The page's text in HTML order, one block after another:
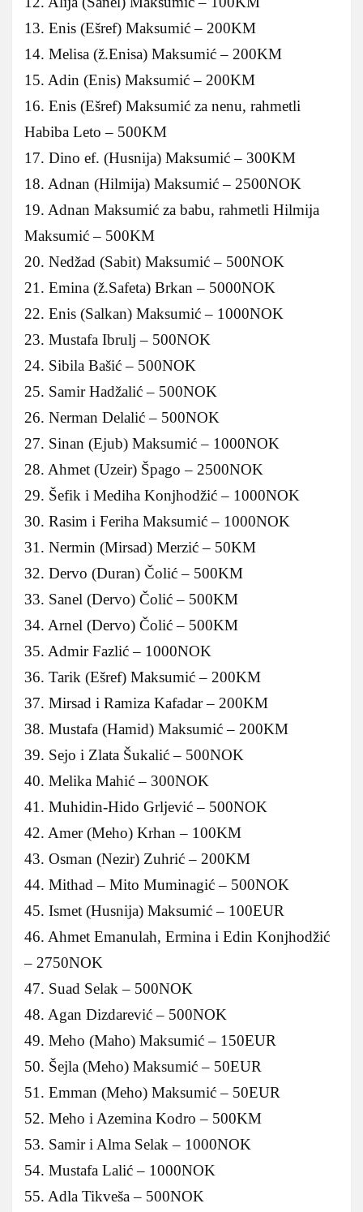
13. Enis (Ešref) Maksumić – 200KM
14. Melisa (ž.Enisa) Maksumić – 200KM
15. Adin (Enis) Maksumić – 200KM
16. Enis (Ešref) Maksumić za nenu, rahmetli
Habiba Leto – 500KM
17. Dino ef. (Husnija) Maksumić – 300KM
18. Adnan (Hilmija) Maksumić – 2500NOK
19. Adnan Maksumić za babu, rahmetli Hilmija
Maksumić – 500KM
20. Nedžad (Sabit) Maksumić – 500NOK
21. Emina (ž.Safeta) Brkan – 5000NOK
22. Enis (Salkan) Maksumić – 1000NOK
23. Mustafa Ibrulj – 500NOK
24. Sibila Bašić – 500NOK
25. Samir Hadžalić – 500NOK
26. Nerman Delalić – 500NOK
27. Sinan (Ejub) Maksumić – 1000NOK
28. Ahmet (Uzeir) Špago – 2500NOK
29. Šefik i Mediha Konjhodžić – 1000NOK
30. Rasim i Feriha Maksumić – 1000NOK
31. Nermin (Mirsad) Merzić – 50KM
32. Dervo (Duran) Čolić – 500KM
33. Sanel (Dervo) Čolić – 500KM
34. Arnel (Dervo) Čolić – 500KM
35. Admir Fazlić – 1000NOK
36. Tarik (Ešref) Maksumić – 200KM
37. Mirsad i Ramiza Kafadar – 200KM
38. Mustafa (Hamid) Maksumić – 200KM
39. Sejo i Zlata Šukalić – 500NOK
40. Melika Mahić – 300NOK
41. Muhidin-Hido Grljević – 500NOK
42. Amer (Meho) Krhan – 100KM
43. Osman (Nezir) Zuhrić – 200KM
44. Mithad – Mito Muminagić – 500NOK
45. Ismet (Husnija) Maksumić – 100EUR
46. Ahmet Emanulah, Ermina i Edin Konjhodžić
– 2750NOK
47. Suad Selak – 500NOK
48. Agan Dizdarević – 500NOK
49. Meho (Maho) Maksumić – 150EUR
50. Šejla (Meho) Maksumić – 50EUR
51. Emman (Meho) Maksumić – 50EUR
52. Meho i Azemina Kodro – 500KM
53. Samir i Alma Selak – 1000NOK
54. Mustafa Lalić – 1000NOK
55. Adla Tikveša – 500NOK